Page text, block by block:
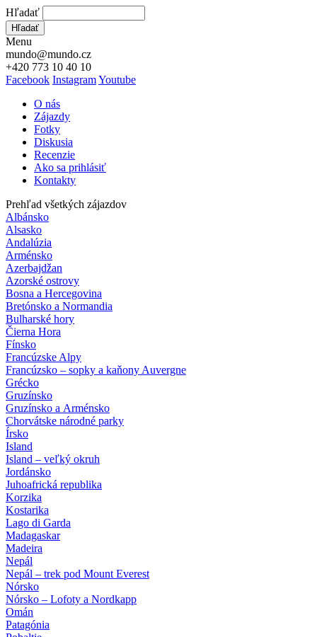
Hľadať
Hľadať
Menu
mundo@mundo.cz
+420 773 10 40 10
Facebook InstagramYoutube
O nás
Zájazdy
Fotky
Diskusia
Recenzie
Ako sa prihlásiť
Kontakty
Prehľad všetkých zájazdov
Albánsko
Alsasko
Andalúzia
Arménsko
Azerbajdžan
Azorské ostrovy
Bosna a Hercegovina
Bretónsko a Normandia
Bulharské hory
Čierna Hora
Fínsko
Francúzske Alpy
Francúzsko – sopky a kaňony Auvergne
Grécko
Gruzínsko
Gruzínsko a Arménsko
Chorvátske národné parky
Írsko
Island
Island – veľký okruh
Jordánsko
Juhoafrická republika
Korzika
Kostarika
Lago di Garda
Madagaskar
Madeira
Nepál
Nepál – trek pod Mount Everest
Nórsko
Nórsko – Lofoty a Nordkapp
Omán
Patagónia